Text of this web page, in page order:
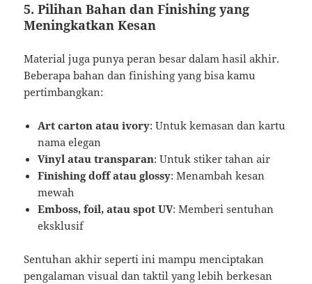
5. Pilihan Bahan dan Finishing yang
Meningkatkan Kesan
Material juga punya peran besar dalam hasil akhir.
Beberapa bahan dan finishing yang bisa kamu
pertimbangkan:
Art carton atau ivory: Untuk kemasan dan kartu
nama elegan
Vinyl atau transparan: Untuk stiker tahan air
Finishing doff atau glossy: Menambah kesan
mewah
Emboss, foil, atau spot UV: Memberi sentuhan
eksklusif
Sentuhan akhir seperti ini mampu menciptakan
pengalaman visual dan taktil yang lebih berkesan